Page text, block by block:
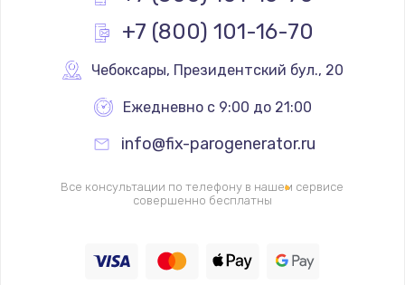
Замена реле
Замена термопредохранителя
700 руб.
Заказать
2500 руб.
+7 (800) 101-16-70
Чебоксары, Президентский бул., 20
Ежедневно с 9:00 до 21:00
info@fix-parogenerator.ru
Все консультации по телефону в нашем сервисе
совершенно бесплатны